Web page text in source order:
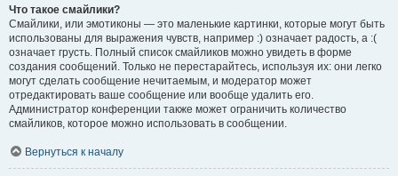
Что такое смайлики?
Смайлики, или эмотиконы — это маленькие картинки, которые могут быть
использованы для выражения чувств, например :) означает радость, а :(
означает грусть. Полный список смайликов можно увидеть в форме
создания сообщений. Только не перестарайтесь, используя их: они легко
могут сделать сообщение нечитаемым, и модератор может
отредактировать ваше сообщение или вообще удалить его.
Администратор конференции также может ограничить количество
смайликов, которое можно использовать в сообщении.
Вернуться к началу